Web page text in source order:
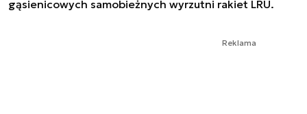
gąsienicowych samobieżnych wyrzutni rakiet LRU.
Reklama